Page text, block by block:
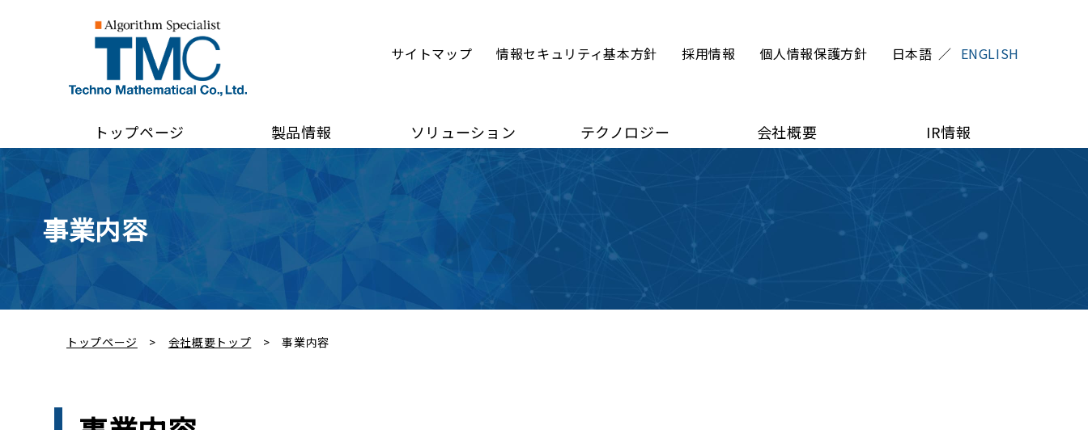
サイトマップ 情報セキュリティ基本方針 採用情報 個人情報保護方針 日本語 ENGLISH
トップページ 製品情報 ソリューション テクノロジー 会社概要 IR情報
事業内容
トップページ 会社概要トップ 事業内容